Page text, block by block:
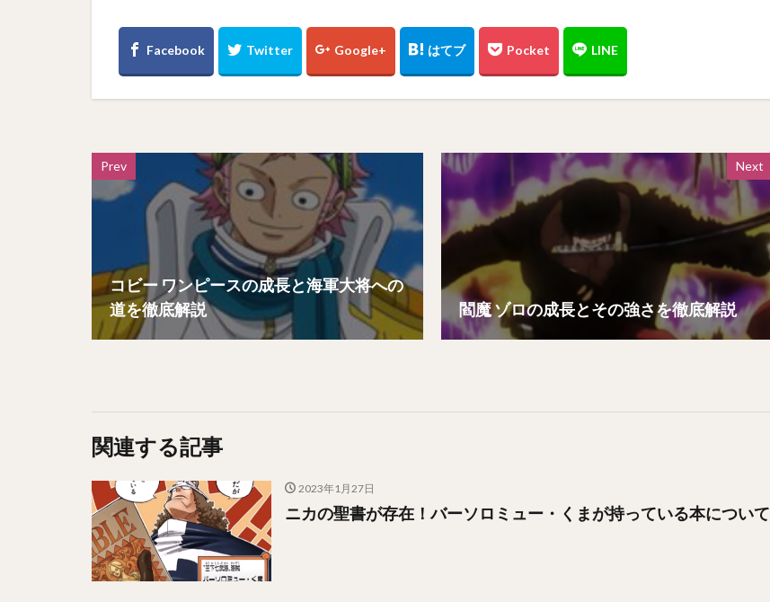
Prev
コビー ワンピースの成長と海軍大将への
道を徹底解説
Next
閻魔 ゾロの成長とその強さを徹底解説
関連する記事
2023年1月27日
ニカの聖書が存在！バーソロミュー・くまが持っている本について